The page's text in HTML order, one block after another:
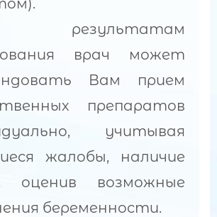
врач может
Вам прием
препаратов
учитывая
жалобы, наличие
оценив возможные
беременности.